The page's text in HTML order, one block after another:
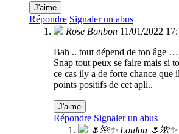
J'aime
Répondre Signaler un abus
Rose Bonbon 11/01/2022
Bah .. tout dépend de ton âge
Snap tout peux se faire mais si
ce cas ily a de forte chance que
points positifs de cet apli..
J'aime
Répondre Signaler un abus
🌷🌺✨ Loulou 🌷🌺✨